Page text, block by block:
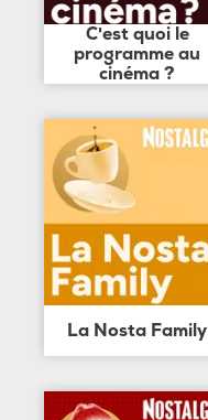
C'est quoi le
programme au
cinéma ?
La Nosta Family